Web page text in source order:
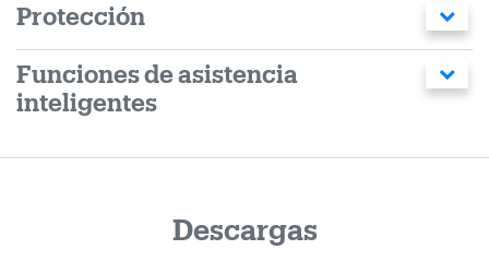
Protección
Funciones de asistencia
inteligentes
Descargas